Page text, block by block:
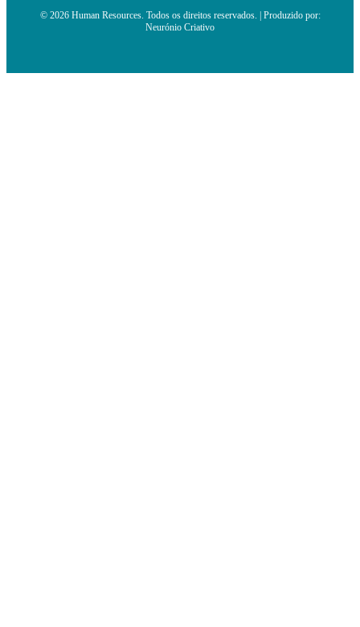
© 2026 Human Resources. Todos os direitos reservados. | Produzido por:
Neurónio Criativo